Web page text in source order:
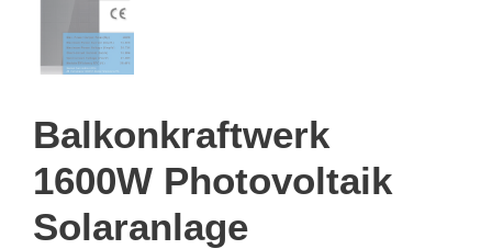
Balkonkraftwerk
1600W Photovoltaik
Solaranlage